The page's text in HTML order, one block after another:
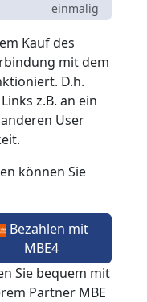
einmalig
Kauf des
mit dem
D.h.
z.B. an ein
User
können Sie
Bezahlen mit
MBE4
Sie bequem mit
Partner MBE